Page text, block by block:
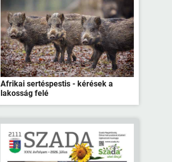
Afrikai sertéspestis - kérések a
lakosság felé